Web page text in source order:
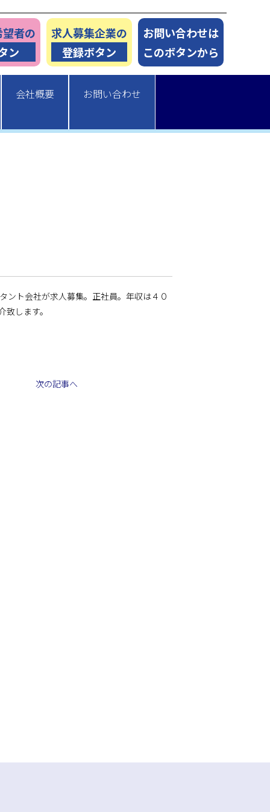
者の
ン
求人募集企業の
登録ボタン
お問い合わせは
このボタンから
会社概要 お問い合わせ
ント会社が求人募集。正社員。年収は４０
します。
次の記事へ